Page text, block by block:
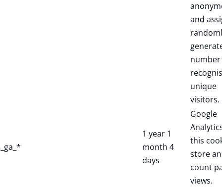
and
unique
visitors.
_ga_*
1 year 1
month 4
days
Google
this
store
count
views.